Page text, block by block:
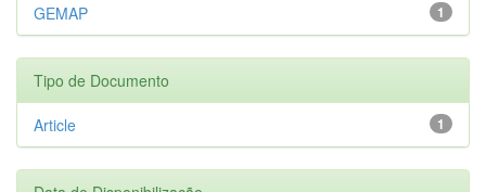
1
GEMAP
Tipo de Documento
1
Article